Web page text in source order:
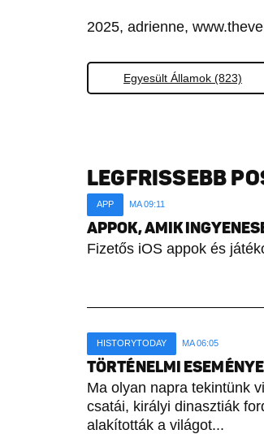
2025, adrienne,
Egyesült Államok (823)
LEGFRISSEBB
APP MA 09:11
APPOK, AMIK
Fizetős iOS appok és
HISTORYTODAY MA 06:05
TÖRTÉNELMI
Ma olyan napra tekintünk
csatái, királyi dinasztiák
alakították a világot...